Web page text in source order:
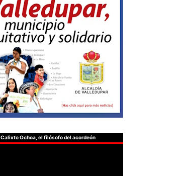
Calixto Ochoa, el filósofo del acordeón